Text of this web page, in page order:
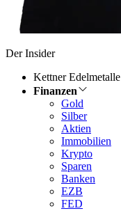
Der Insider
Kettner
Finanzen
Gold
Silber
Aktien
Immobilien
Krypto
Sparen
Banken
EZB
FED